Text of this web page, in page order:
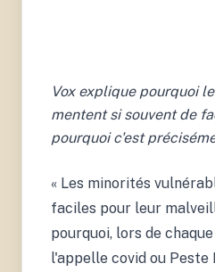
Vox explique pourquoi
mentent si souvent de
pourquoi c'est
« Les minorités
faciles pour leur
pourquoi, lors de
l'appelle covid ou